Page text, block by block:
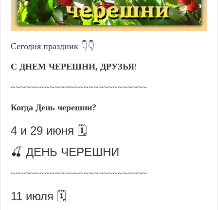
Сегодня праздник 👇👇
С ДНЕМ ЧЕРЕШНИ, ДРУЗЬЯ!
~~~~~~~~~~~~~~~~~~~~~~~~~~~~
Когда День черешни?
4 и 29 июня 🗓️
🍒 ДЕНЬ ЧЕРЕШНИ
~~~~~~~~~~~~~~~~~~~~~~~~~~~~
11 июля 🗓️